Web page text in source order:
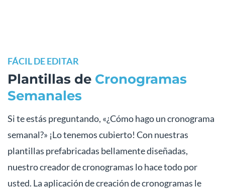
FÁCIL DE EDITAR
Plantillas de Cronogramas
Semanales
Si te estás preguntando, «¿Cómo hago un cronograma
semanal?» ¡Lo tenemos cubierto! Con nuestras
plantillas prefabricadas bellamente diseñadas,
nuestro creador de cronogramas lo hace todo por
usted. La aplicación de creación de cronogramas le